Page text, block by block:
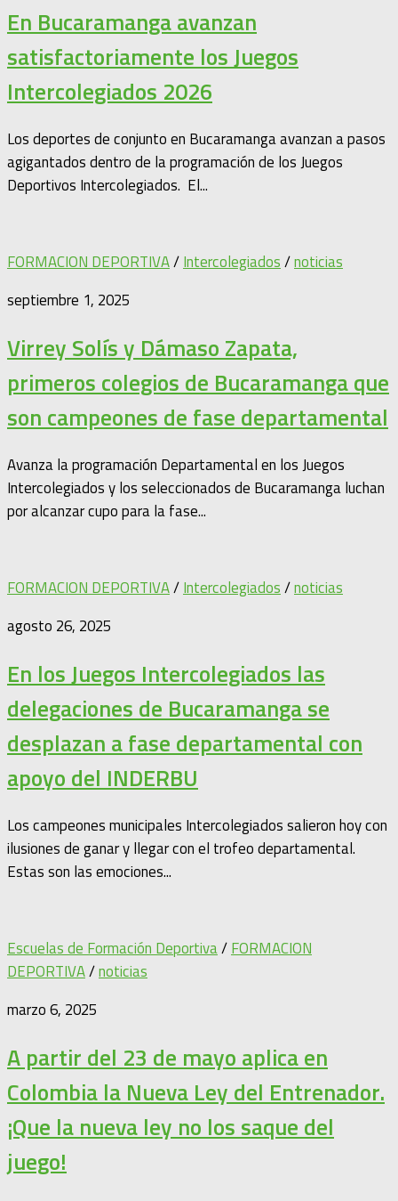
En Bucaramanga avanzan
satisfactoriamente los Juegos
Intercolegiados 2026
Los deportes de conjunto en Bucaramanga avanzan a pasos
agigantados dentro de la programación de los Juegos
Deportivos Intercolegiados. El...
FORMACION DEPORTIVA/Intercolegiados/noticias
septiembre 1, 2025
Virrey Solís y Dámaso Zapata,
primeros colegios de Bucaramanga que
son campeones de fase departamental
Avanza la programación Departamental en los Juegos
Intercolegiados y los seleccionados de Bucaramanga luchan
por alcanzar cupo para la fase...
FORMACION DEPORTIVA/Intercolegiados/noticias
agosto 26, 2025
En los Juegos Intercolegiados las
delegaciones de Bucaramanga se
desplazan a fase departamental con
apoyo del INDERBU
Los campeones municipales Intercolegiados salieron hoy con
ilusiones de ganar y llegar con el trofeo departamental.
Estas son las emociones...
Escuelas de Formación Deportiva/FORMACION
DEPORTIVA/noticias
marzo 6, 2025
A partir del 23 de mayo aplica en
Colombia la Nueva Ley del Entrenador.
¡Que la nueva ley no los saque del
juego!